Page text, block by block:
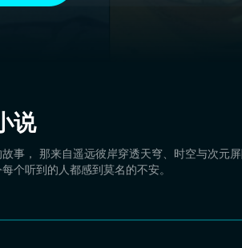
说
事， 那来自遥远彼岸穿透天穹、时空与次元
个听到的人都感到莫名的不安。